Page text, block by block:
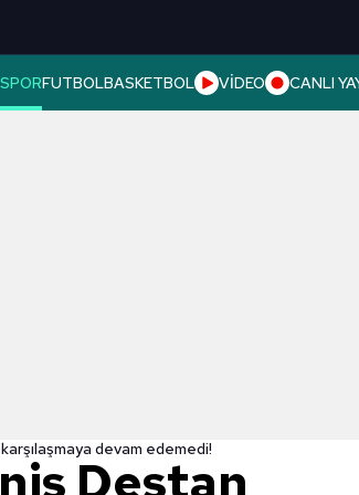
FUTBOLBASKETBOL VİDEO CANLI
devam edemedi!
Destan